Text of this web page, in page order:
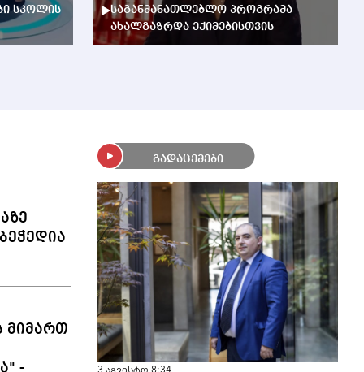
სკოლის
საგანმანათლებლო პროგრამა
ახალგაზრდა ექიმებისთვის
მიმართ
-
გადაცემები
3 აგვისტო 8:34